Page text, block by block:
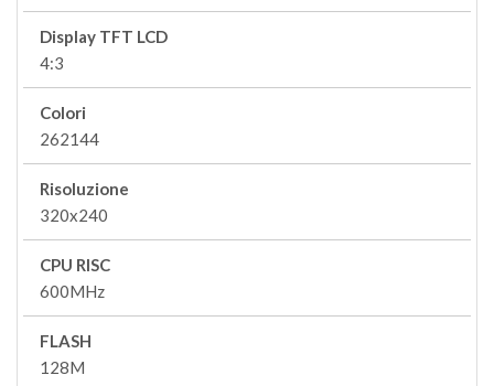
Display TFT LCD
4:3
Colori
262144
Risoluzione
320x240
CPU RISC
600MHz
FLASH
128M